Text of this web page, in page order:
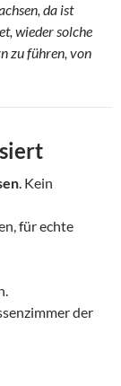
da ist
wieder solche
zu führen, von
. Kein
für echte
der